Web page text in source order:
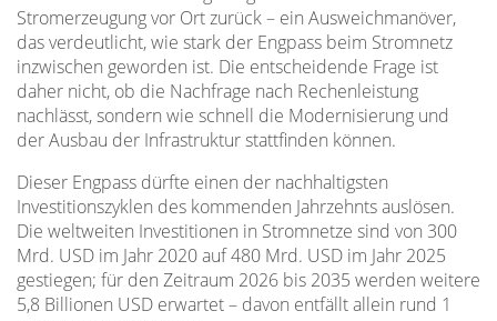
Stromerzeugung vor Ort zurück – ein Ausweichmanöver,
das verdeutlicht, wie stark der Engpass beim Stromnetz
inzwischen geworden ist. Die entscheidende Frage ist
daher nicht, ob die Nachfrage nach Rechenleistung
nachlässt, sondern wie schnell die Modernisierung und
der Ausbau der Infrastruktur stattfinden können.
Dieser Engpass dürfte einen der nachhaltigsten
Investitionszyklen des kommenden Jahrzehnts auslösen.
Die weltweiten Investitionen in Stromnetze sind von 300
Mrd. USD im Jahr 2020 auf 480 Mrd. USD im Jahr 2025
gestiegen; für den Zeitraum 2026 bis 2035 werden weitere
5,8 Billionen USD erwartet – davon entfällt allein rund 1